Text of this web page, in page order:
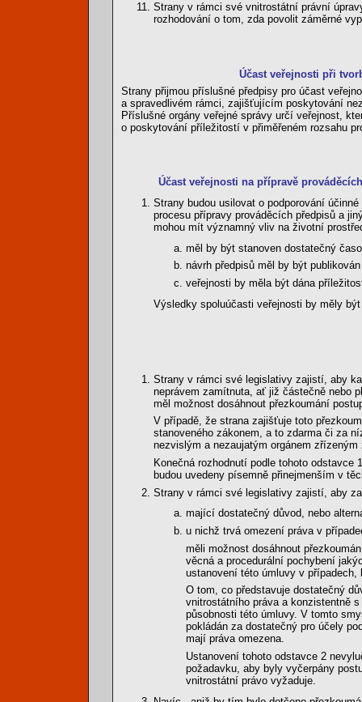
Strany v rámci své vnitrostátní právní
rozhodování o tom, zda povolit záměrné
Účast veřejnosti při
Strany přijmou příslušné předpisy pro účast
a spravedlivém rámci, zajišťujícím poskytování
Příslušné orgány veřejné správy určí veřejnost,
o poskytování příležitostí v přiměřeném rozsahu
Účast veřejnosti na přípravě
Strany budou usilovat o podporování
procesu přípravy prováděcích předpisů a
mohou mít významný vliv na životní
měl by být stanoven dostatečný
návrh předpisů měl by být
veřejnosti by měla být dána
Výsledky spoluúčasti veřejnosti by měly
Strany v rámci své legislativy zajistí, aby
neprávem zamítnuta, ať již částečně nebo
měl možnost dosáhnout přezkoumání
V případě, že strana zajišťuje toto
stanoveného zákonem, a to zdarma či za
nezvislým a nezaujatým orgánem zřízeným
Konečná rozhodnutí podle tohoto odstavce
budou uvedeny písemně přinejmenším v
Strany v rámci své legislativy zajistí, aby
mající dostatečný důvod, nebo
u nichž trvá omezení práva v
měli možnost dosáhnout
věcná a procedurální pochybení
ustanovení této úmluvy v
O tom, co představuje dostatečný
vnitrostátního práva a konzistentně
působnosti této úmluvy. V tomto
pokládán za dostatečný pro účely
mají práva omezena.
Ustanovení tohoto odstavce 2
požadavku, aby byly vyčerpány
vnitrostátní právo vyžaduje.